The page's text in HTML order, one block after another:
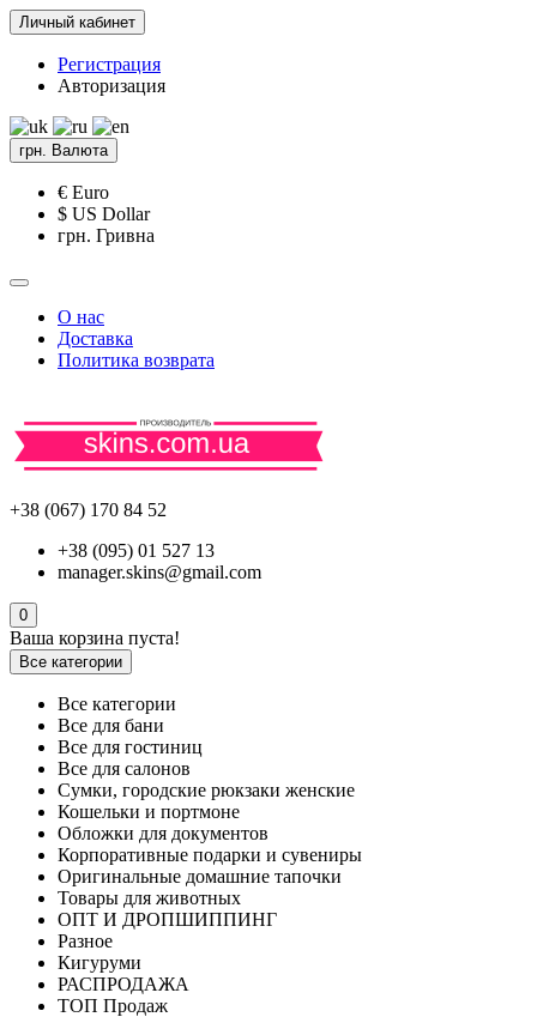
Личный кабинет
Регистрация
Авторизация
грн. Валюта
€ Euro
$ US Dollar
грн. Гривна
О нас
Доставка
Политика возврата
+38 (067) 170 84 52
+38 (095) 01 527 13
manager.skins@gmail.com
0
Ваша корзина пуста!
Все категории
Все категории
Все для бани
Все для гостиниц
Все для салонов
Сумки, городские рюкзаки женские
Кошельки и портмоне
Обложки для документов
Корпоративные подарки и сувениры
Оригинальные домашние тапочки
Товары для животных
ОПТ И ДРОПШИППИНГ
Разное
Кигуруми
РАСПРОДАЖА
ТОП Продаж